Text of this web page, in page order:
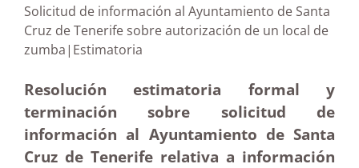
Solicitud de información al Ayuntamiento de Santa
Cruz de Tenerife sobre autorización de un local de
zumba|Estimatoria
Resolución estimatoria formal y
terminación sobre solicitud de
información al Ayuntamiento de Santa
Cruz de Tenerife relativa a información